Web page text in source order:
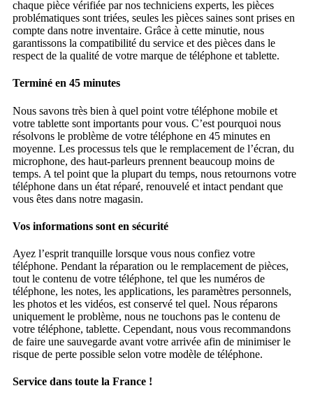
chaque pièce vérifiée par nos techniciens experts, les pièces
problématiques sont triées, seules les pièces saines sont prises en
compte dans notre inventaire. Grâce à cette minutie, nous
garantissons la compatibilité du service et des pièces dans le
respect de la qualité de votre marque de téléphone et tablette.
Terminé en 45 minutes
Nous savons très bien à quel point votre téléphone mobile et
votre tablette sont importants pour vous. C’est pourquoi nous
résolvons le problème de votre téléphone en 45 minutes en
moyenne. Les processus tels que le remplacement de l’écran, du
microphone, des haut-parleurs prennent beaucoup moins de
temps. A tel point que la plupart du temps, nous retournons votre
téléphone dans un état réparé, renouvelé et intact pendant que
vous êtes dans notre magasin.
Vos informations sont en sécurité
Ayez l’esprit tranquille lorsque vous nous confiez votre
téléphone. Pendant la réparation ou le remplacement de pièces,
tout le contenu de votre téléphone, tel que les numéros de
téléphone, les notes, les applications, les paramètres personnels,
les photos et les vidéos, est conservé tel quel. Nous réparons
uniquement le problème, nous ne touchons pas le contenu de
votre téléphone, tablette. Cependant, nous vous recommandons
de faire une sauvegarde avant votre arrivée afin de minimiser le
risque de perte possible selon votre modèle de téléphone.
Service dans toute la France !